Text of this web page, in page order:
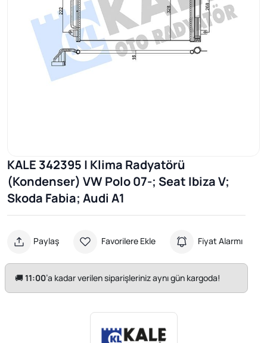
KALE 342395 | Klima Radyatörü
(Kondenser) VW Polo 07-; Seat Ibiza V;
Skoda Fabia; Audi A1
Paylaş Favorilere Ekle Fiyat Alarmı
🚚11:00’a kadar verilen siparişleriniz aynı gün kargoda!